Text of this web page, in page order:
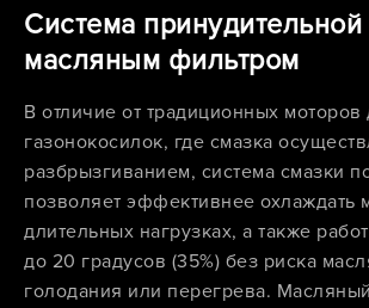
Система
масляным фильтром
В отличие от традиционных моторов
газонокосилок, где смазка
разбрызгиванием, система смазки
позволяет эффективнее охлаждать
длительных нагрузках, а также
до 20 градусов (35%) без риска
голодания или перегрева.